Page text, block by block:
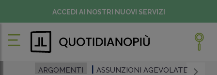
ACCEDI AI NOSTRI NUOVI SERVIZI
ARGOMENTI ASSUNZIONI AGEVOLATE